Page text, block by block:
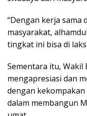
“Dengan kerja
masyarakat,
tingkat ini bisa di
Sementara itu, Wakil
mengapresiasi dan
dengan
dalam membangun